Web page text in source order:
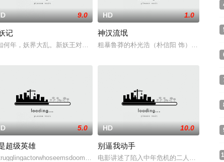
的是崇拜他已久的化骨龙（张家辉 饰），化骨龙是个终日无所事事的人
伏击，血战之后惟有受重伤的卫国大将军（王力宏 饰）和装死的梁国士
9.0
记
何年，妖界大乱。新妖王对前代势力痛下杀手，更誓要对前妖后腹中的孩
HD 1.0
神汉流氓
粗暴鲁莽的朴光浩（朴信阳 饰）是某黑帮
has to set
蒂，在高中畢業多年後再次在高蒂的婚禮單身派對上重聚。但讓其他三人
5.0
超级英雄
HD 10.0
别逼我动手
电影讲述了陷入中年危机的二人转演员刘